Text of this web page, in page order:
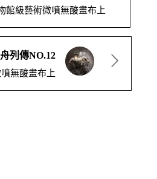
館級藝術微噴無酸畫布上
列傳NO.12
無酸畫布上